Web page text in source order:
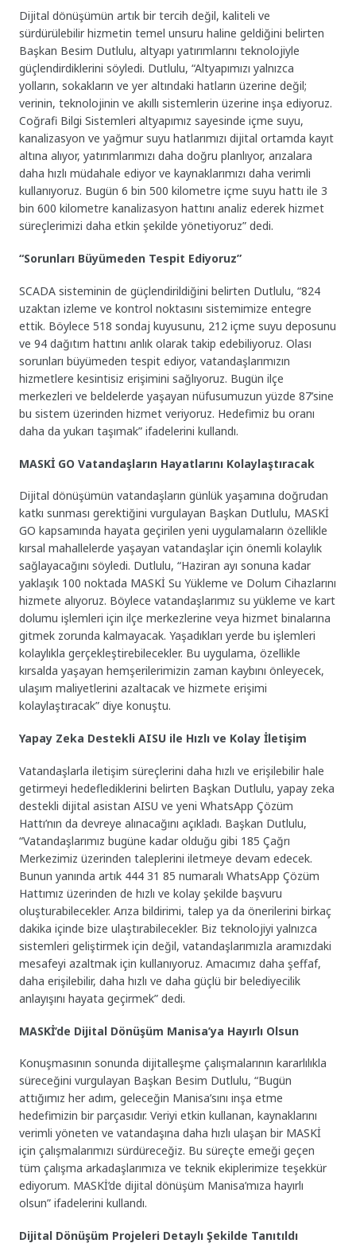
Dijital dönüşümün artık bir tercih değil, kaliteli ve
sürdürülebilir hizmetin temel unsuru haline geldiğini belirten
Başkan Besim Dutlulu, altyapı yatırımlarını teknolojiyle
güçlendirdiklerini söyledi. Dutlulu, “Altyapımızı yalnızca
yolların, sokakların ve yer altındaki hatların üzerine değil;
verinin, teknolojinin ve akıllı sistemlerin üzerine inşa ediyoruz.
Coğrafi Bilgi Sistemleri altyapımız sayesinde içme suyu,
kanalizasyon ve yağmur suyu hatlarımızı dijital ortamda kayıt
altına alıyor, yatırımlarımızı daha doğru planlıyor, arızalara
daha hızlı müdahale ediyor ve kaynaklarımızı daha verimli
kullanıyoruz. Bugün 6 bin 500 kilometre içme suyu hattı ile 3
bin 600 kilometre kanalizasyon hattını analiz ederek hizmet
süreçlerimizi daha etkin şekilde yönetiyoruz” dedi.
“Sorunları Büyümeden Tespit Ediyoruz”
SCADA sisteminin de güçlendirildiğini belirten Dutlulu, “824
uzaktan izleme ve kontrol noktasını sistemimize entegre
ettik. Böylece 518 sondaj kuyusunu, 212 içme suyu deposunu
ve 94 dağıtım hattını anlık olarak takip edebiliyoruz. Olası
sorunları büyümeden tespit ediyor, vatandaşlarımızın
hizmetlere kesintisiz erişimini sağlıyoruz. Bugün ilçe
merkezleri ve beldelerde yaşayan nüfusumuzun yüzde 87’sine
bu sistem üzerinden hizmet veriyoruz. Hedefimiz bu oranı
daha da yukarı taşımak” ifadelerini kullandı.
MASKİ GO Vatandaşların Hayatlarını Kolaylaştıracak
Dijital dönüşümün vatandaşların günlük yaşamına doğrudan
katkı sunması gerektiğini vurgulayan Başkan Dutlulu, MASKİ
GO kapsamında hayata geçirilen yeni uygulamaların özellikle
kırsal mahallelerde yaşayan vatandaşlar için önemli kolaylık
sağlayacağını söyledi. Dutlulu, “Haziran ayı sonuna kadar
yaklaşık 100 noktada MASKİ Su Yükleme ve Dolum Cihazlarını
hizmete alıyoruz. Böylece vatandaşlarımız su yükleme ve kart
dolumu işlemleri için ilçe merkezlerine veya hizmet binalarına
gitmek zorunda kalmayacak. Yaşadıkları yerde bu işlemleri
kolaylıkla gerçekleştirebilecekler. Bu uygulama, özellikle
kırsalda yaşayan hemşerilerimizin zaman kaybını önleyecek,
ulaşım maliyetlerini azaltacak ve hizmete erişimi
kolaylaştıracak” diye konuştu.
Yapay Zeka Destekli AISU ile Hızlı ve Kolay İletişim
Vatandaşlarla iletişim süreçlerini daha hızlı ve erişilebilir hale
getirmeyi hedeflediklerini belirten Başkan Dutlulu, yapay zeka
destekli dijital asistan AISU ve yeni WhatsApp Çözüm
Hattı’nın da devreye alınacağını açıkladı. Başkan Dutlulu,
“Vatandaşlarımız bugüne kadar olduğu gibi 185 Çağrı
Merkezimiz üzerinden taleplerini iletmeye devam edecek.
Bunun yanında artık 444 31 85 numaralı WhatsApp Çözüm
Hattımız üzerinden de hızlı ve kolay şekilde başvuru
oluşturabilecekler. Arıza bildirimi, talep ya da önerilerini birkaç
dakika içinde bize ulaştırabilecekler. Biz teknolojiyi yalnızca
sistemleri geliştirmek için değil, vatandaşlarımızla aramızdaki
mesafeyi azaltmak için kullanıyoruz. Amacımız daha şeffaf,
daha erişilebilir, daha hızlı ve daha güçlü bir belediyecilik
anlayışını hayata geçirmek” dedi.
MASKİ’de Dijital Dönüşüm Manisa’ya Hayırlı Olsun
Konuşmasının sonunda dijitalleşme çalışmalarının kararlılıkla
süreceğini vurgulayan Başkan Besim Dutlulu, “Bugün
attığımız her adım, geleceğin Manisa’sını inşa etme
hedefimizin bir parçasıdır. Veriyi etkin kullanan, kaynaklarını
verimli yöneten ve vatandaşına daha hızlı ulaşan bir MASKİ
için çalışmalarımızı sürdüreceğiz. Bu süreçte emeği geçen
tüm çalışma arkadaşlarımıza ve teknik ekiplerimize teşekkür
ediyorum. MASKİ’de dijital dönüşüm Manisa’mıza hayırlı
olsun” ifadelerini kullandı.
Dijital Dönüşüm Projeleri Detaylı Şekilde Tanıtıldı